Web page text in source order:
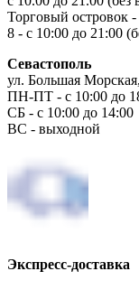
Торговый островок
8 - с 10:00 до 21:00
Севастополь
ул. Большая
ПН-ПТ - с 10:00 до
СБ - с 10:00 до 14:00
ВС - выходной
Экспресс-доставка